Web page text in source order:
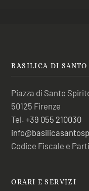
BASILICA DI SANTO
Piazza di Santo
50125 Firenze
Tel.+39 055 210030
Codice Fiscale e
ORARI E SERVIZI